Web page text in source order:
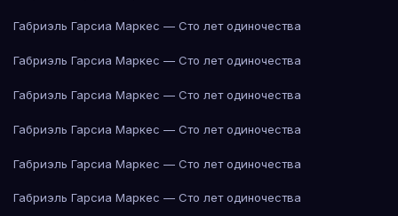
Габриэль Гарсиа Маркес — Сто лет одиночества
Габриэль Гарсиа Маркес — Сто лет одиночества
Габриэль Гарсиа Маркес — Сто лет одиночества
Габриэль Гарсиа Маркес — Сто лет одиночества
Габриэль Гарсиа Маркес — Сто лет одиночества
Габриэль Гарсиа Маркес — Сто лет одиночества